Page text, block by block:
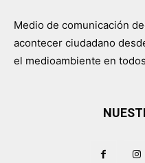
Medio de comunicación
acontecer ciudadano
el medioambiente en